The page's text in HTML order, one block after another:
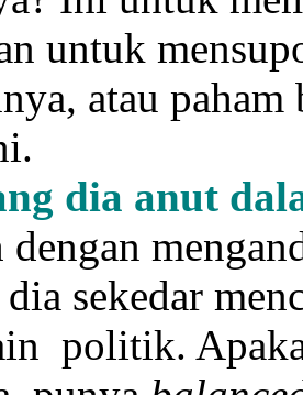
untuk
atau
dia anut
dengan
sekedar
politik.